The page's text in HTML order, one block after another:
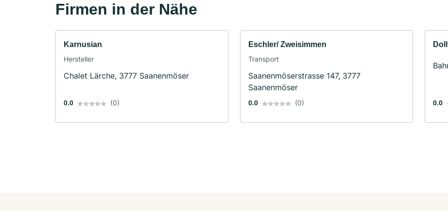
Firmen in der Nähe
Karnusian
Hersteller
Chalet Lärche, 3777 Saanenmöser
0.0 (0)
Eschler/ Zweisimmen
Transport
Saanenmöserstrasse 147, 3777
Saanenmöser
0.0 (0) 0.0